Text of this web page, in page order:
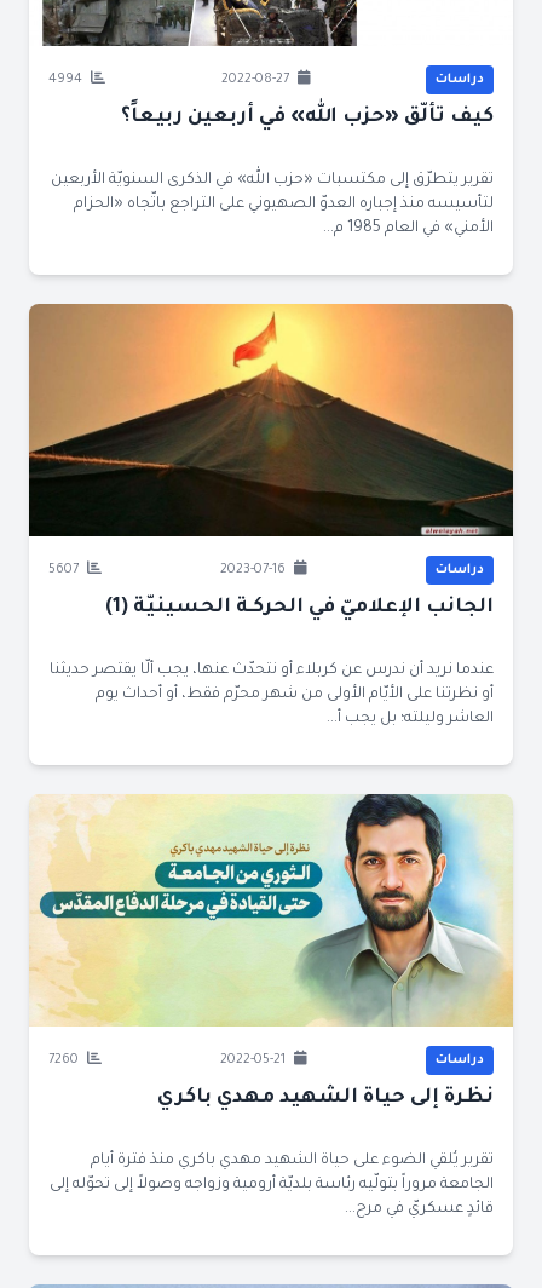
دراسات 2022-08-27
كيف تألّق «حزب الله» في أربعين ربيعاً؟
تقرير يتطرّق إلى مكتسبات «حزب الله» في الذكرى السنويّة الأربعين
لتأسيسه منذ إجباره العدوّ الصهيوني على التراجع باتّجاه «الحزام
الأمني» في العام 1985 م...
دراسات
الجانب الإعلاميّ في الحركـة الحسينيّة (1)
عندما نريد أن ندرس عن كربلاء أو نتحدّث عنها، يجب ألّا يقتصر حديثنا
أو نظرتنا على الأيّام الأولى من شهر محرّم فقط، أو أحداث يوم
العاشر وليلته؛ بل يجب أ...
دراسات
نظرة إلى حياة الشهيد مهدي باكري
تقرير يُلقي الضوء على حياة الشهيد مهدي باكري منذ فترة أيام
الجامعة مروراً بتولّيه رئاسة بلديّة أرومية وزواجه وصولاً إلى تحوّله إلى
قائدٍ عسكريّ في مرح...